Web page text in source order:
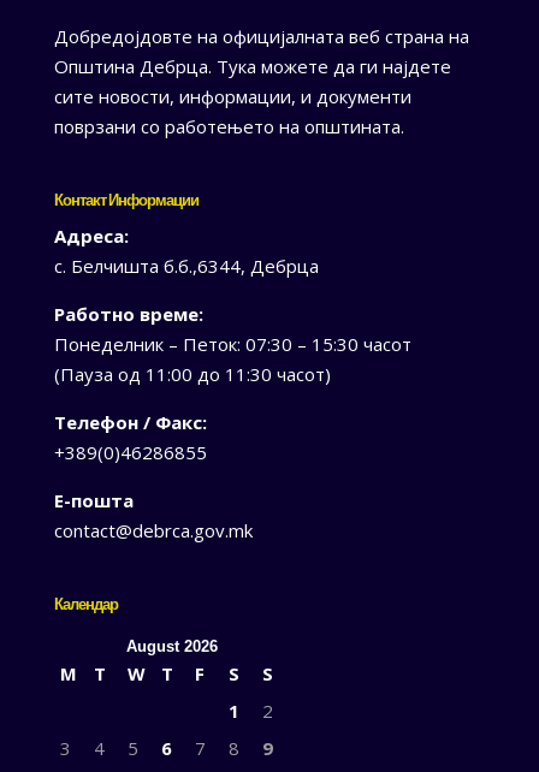
Добредојдовте на официјалната веб страна на
Општина Дебрца. Тука можете да ги најдете
сите новости, информации, и документи
поврзани со работењето на општината.
Контакт Информации
Адреса:
с. Белчишта б.б.,6344, Дебрца
Работно време:
Понеделник – Петок: 07:30 – 15:30 часот
(Пауза од 11:00 до 11:30 часот)
Телефон / Факс:
+389(0)46286855
Е-пошта
contact@debrca.gov.mk
Календар
August 2026
M T W T F S
S
1
2
3
4 5 6 7 8
9